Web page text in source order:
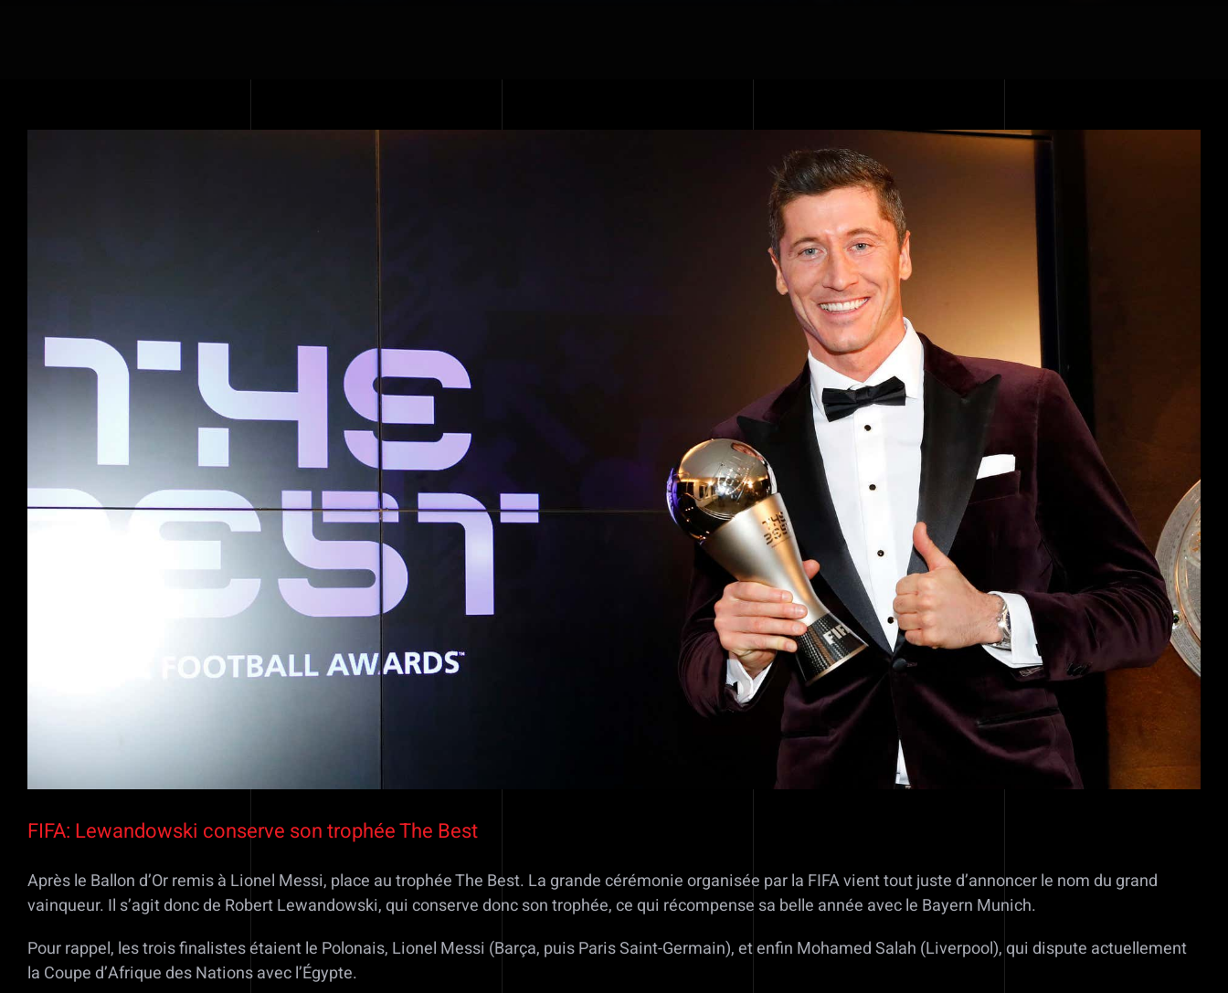
FIFA: Lewandowski conserve son trophée The Best
Après le Ballon d’Or remis à Lionel Messi, place au trophée The Best. La grande cérémonie organisée par la FIFA vient tout juste d’annoncer le nom du grand
vainqueur. Il s’agit donc de Robert Lewandowski, qui conserve donc son trophée, ce qui récompense sa belle année avec le Bayern Munich.
Pour rappel, les trois finalistes étaient le Polonais, Lionel Messi (Barça, puis Paris Saint-Germain), et enfin Mohamed Salah (Liverpool), qui dispute actuellement
la Coupe d’Afrique des Nations avec l’Égypte.